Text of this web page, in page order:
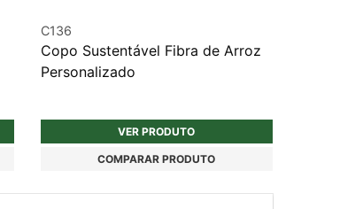
C136
Copo Sustentável Fibra de Arroz
Personalizado
VER PRODUTO
COMPARAR PRODUTO